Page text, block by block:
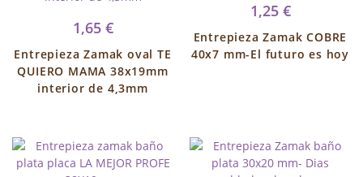
1,65 €
Entrepieza Zamak oval TE
QUIERO MAMA 38x19mm
interior de 4,3mm
1,25 €
Entrepieza Zamak COBRE
40x7 mm-El futuro es hoy